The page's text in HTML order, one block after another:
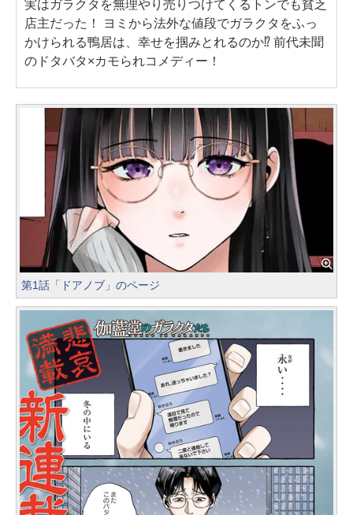
実はガラクタを無理やり売りつけてくるトンでも貧乏
店主だった！ ヨミから法外な値段でガラクタをふっ
かけられる鴨居は、幸せを掴みとれるのか⁉ 前代未聞
のドタバタ×カモられコメディー！
第1話「ドアノブ」のページ